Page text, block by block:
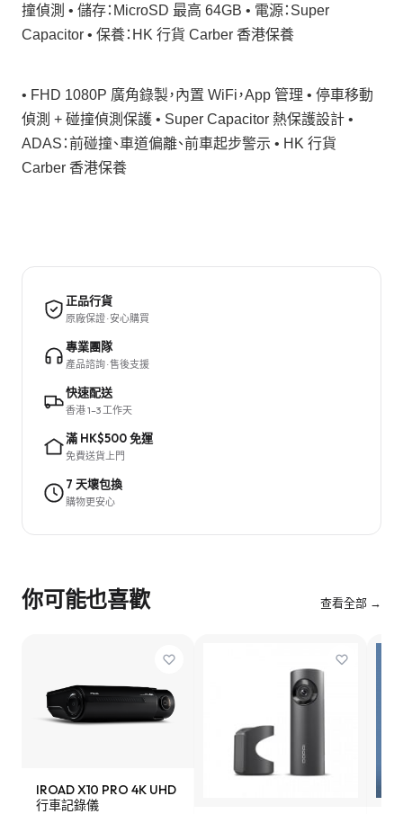
撞偵測 • 儲存：MicroSD 最高 64GB • 電源：Super
Capacitor • 保養：HK 行貨 Carber 香港保養
• FHD 1080P 廣角錄製，內置 WiFi，App 管理 • 停車移動
偵測 + 碰撞偵測保護 • Super Capacitor 熱保護設計 •
ADAS：前碰撞、車道偏離、前車起步警示 • HK 行貨
Carber 香港保養
正品行貨
原廠保證 · 安心購買
專業團隊
產品諮詢 · 售後支援
快速配送
香港 1–3 工作天
滿 HK$500 免運
免費送貨上門
7 天壞包換
購物更安心
你可能也喜歡 查看全部 →
IROAD X10 PRO 4K UHD
行車記錄儀